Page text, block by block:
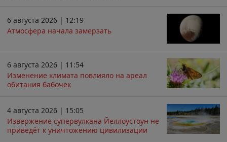
6 августа 2026 | 12:19
Атмосфера начала замерзать
6 августа 2026 | 11:54
Изменение климата повлияло на ареал
обитания бабочек
4 августа 2026 | 15:05
Извержение супервулкана Йеллоустоун не
приведёт к уничтожению цивилизации